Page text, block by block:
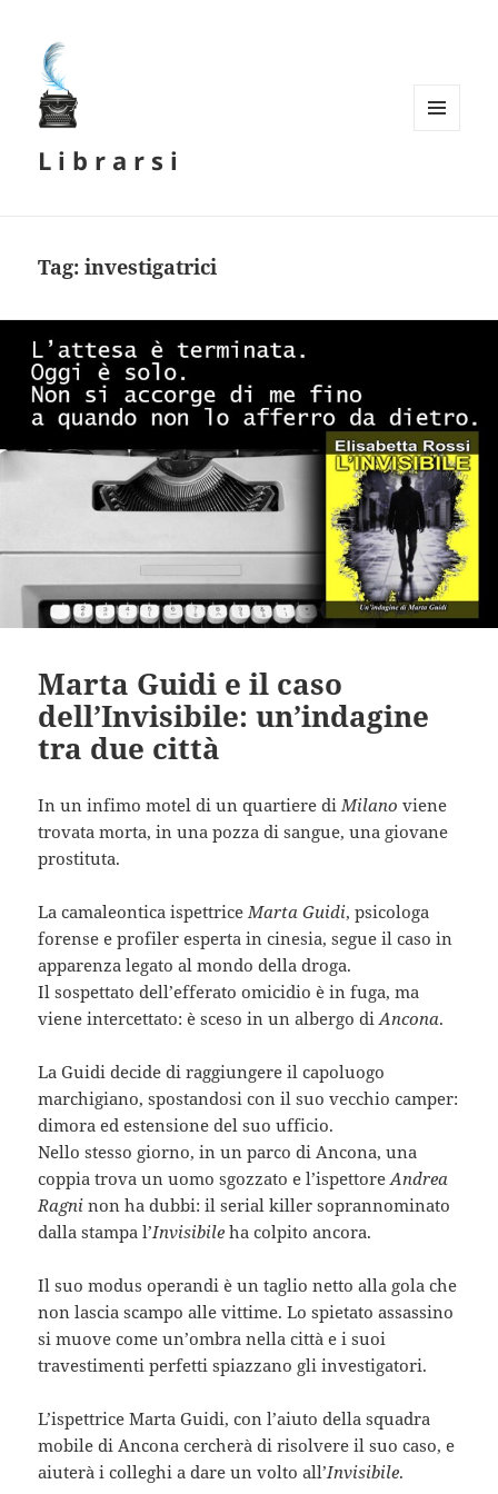
L i b r a r s i
Tag:investigatrici
Marta Guidi e il caso
dell’Invisibile: un’indagine
tra due città
In un infimo motel di un quartiere di Milanoviene
trovata morta, in una pozza di sangue, una giovane
prostituta.
La camaleontica ispettrice Marta Guidi, psicologa
forense e profiler esperta in cinesia, segue il caso in
apparenza legato al mondo della droga.
Il sospettato dell’efferato omicidio è in fuga, ma
viene intercettato: è sceso in un albergo diAncona.
La Guidi decide di raggiungere il capoluogo
marchigiano, spostandosi con il suo vecchio camper:
dimora ed estensione del suo ufficio.
Nello stesso giorno, in un parco di Ancona, una
coppia trova un uomo sgozzato e l’ispettoreAndrea
Ragninon ha dubbi: il serial killer soprannominato
dalla stampa l’Invisibile ha colpito ancora.
Il suo modus operandi è un taglio netto alla gola che
non lascia scampo alle vittime. Lo spietato assassino
si muove come un’ombra nella città e i suoi
travestimenti perfetti spiazzano gli investigatori.
L’ispettrice Marta Guidi, con l’aiuto della squadra
mobile di Ancona cercherà di risolvere il suo caso, e
aiuterà i colleghi a dare un volto all’Invisibile.